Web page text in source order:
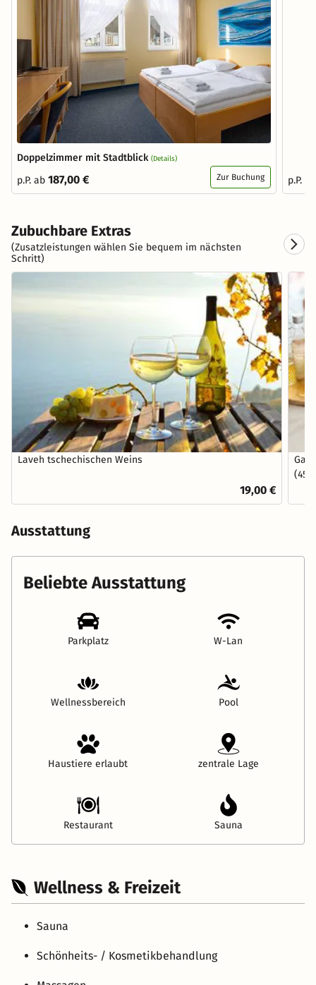
Doppelzimmer mit Stadtblick (Details)
p.P. ab 187,00 € Zur Buchung p.P.
Zubuchbare Extras
(Zusatzleistungen wählen Sie bequem im nächsten
Schritt)
Laveh tschechischen Weins
19,00 €
(45
Ausstattung
Beliebte Ausstattung
Parkplatz W-Lan
Wellnessbereich Pool
Haustiere erlaubt zentrale Lage
Restaurant Sauna
Wellness & Freizeit
Sauna
Schönheits- / Kosmetikbehandlung